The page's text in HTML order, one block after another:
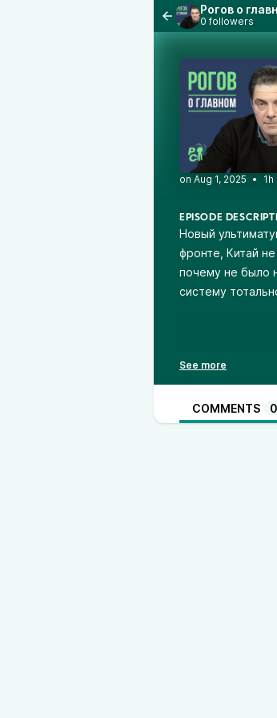
Рогов о
0 followers
•
EPISODE
Новый
фронте, Китай
почему не было
систему
COMMENTS 0